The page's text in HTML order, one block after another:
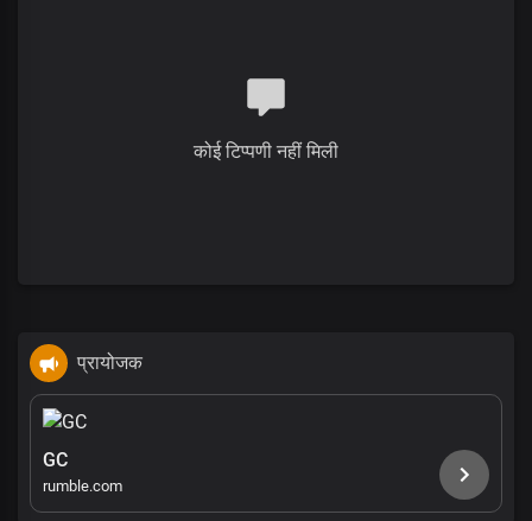
कोई टिप्पणी नहीं मिली
प्रायोजक
GC
rumble.com